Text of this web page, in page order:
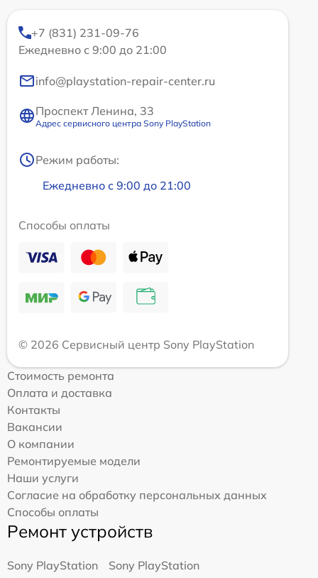
+7 (831) 231-09-76
Ежедневно с 9:00 до 21:00
info@playstation-repair-center.ru
Проспект Ленина, 33
Адрес сервисного центра Sony PlayStation
Режим работы:
Ежедневно с 9:00 до 21:00
Способы оплаты
© 2026 Сервисный центр Sony PlayStation
Стоимость ремонта
Оплата и доставка
Контакты
Вакансии
О компании
Ремонтируемые модели
Наши услуги
Согласие на обработку персональных данных
Способы оплаты
Ремонт устройств
Sony PlayStation
Sony PlayStation